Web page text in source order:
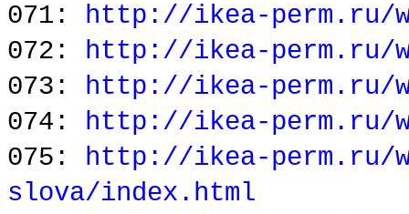
071: http://ikea-perm.ru/
072: http://ikea-perm.ru/
073: http://ikea-perm.ru/
074: http://ikea-perm.ru/
075: http://ikea-perm.ru/
slova/index.html